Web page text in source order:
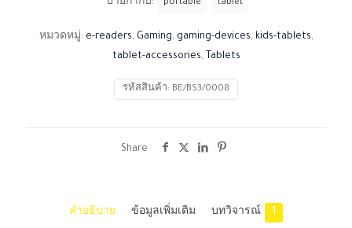
รหัสสินค้า: BE/BS3/0008
หมวดหมู่: e-readers, Gaming, gaming-devices, kids-tablets,
tablet-accessories, Tablets
portable tablet
Share
คำอธิบาย ข้อมูลเพิ่มเติม บทวิจารณ์ 1